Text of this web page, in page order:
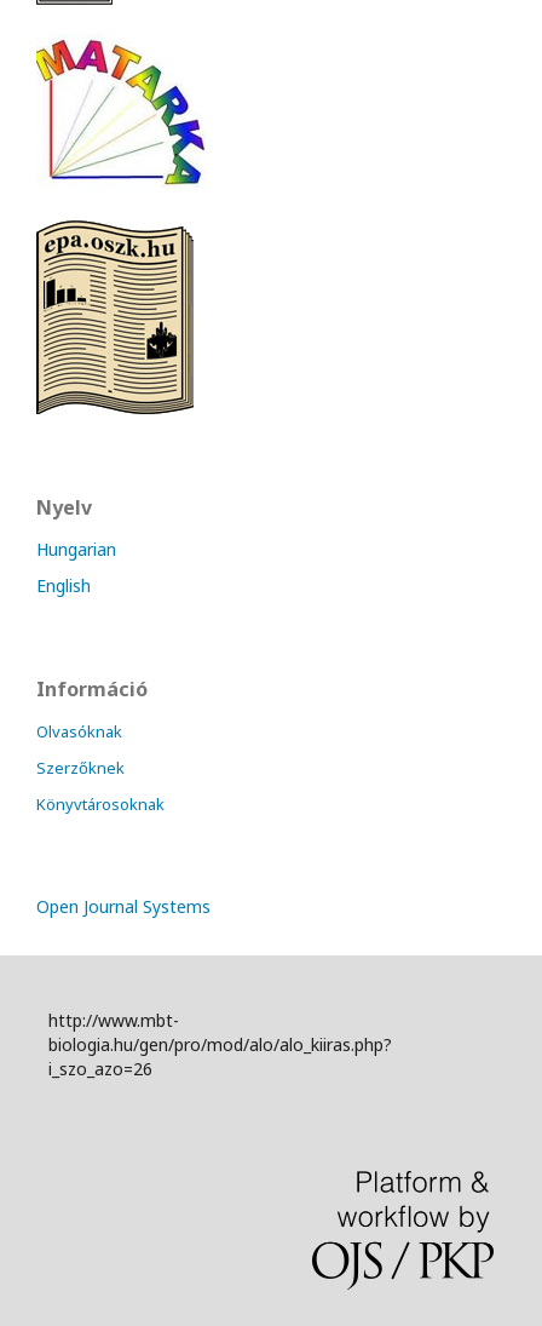
Nyelv
Hungarian
English
Információ
Olvasóknak
Szerzőknek
Könyvtárosoknak
Open Journal Systems
http://www.mbt-
biologia.hu/gen/pro/mod/alo/alo_kiiras.php?
i_szo_azo=26